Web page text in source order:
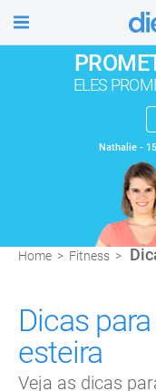
ELES
Nathalie -
Home > Fitness >
Dicas
esteira
Veja as dicas